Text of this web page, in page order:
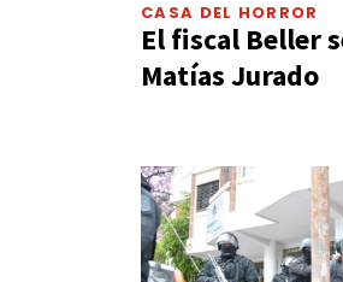
CASA DEL HORROR
El fiscal Beller
Matías Jurado